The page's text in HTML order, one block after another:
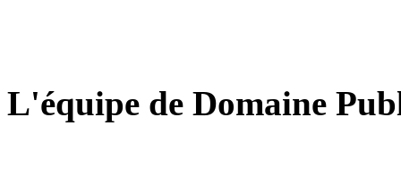
L'équipe de Domaine